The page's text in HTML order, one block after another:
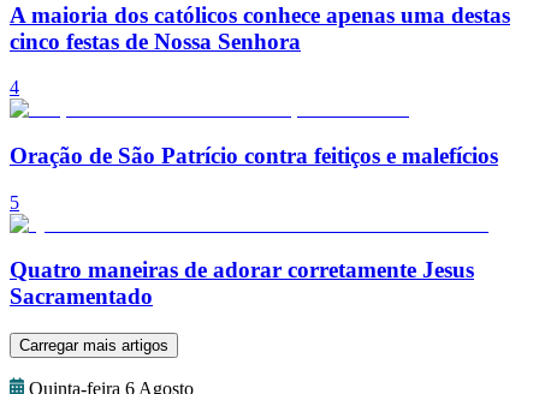
A maioria dos católicos conhece apenas uma destas
cinco festas de Nossa Senhora
4
Oração de São Patrício contra feitiços e malefícios
5
Quatro maneiras de adorar corretamente Jesus
Sacramentado
Carregar mais artigos
Quinta-feira 6 Agosto